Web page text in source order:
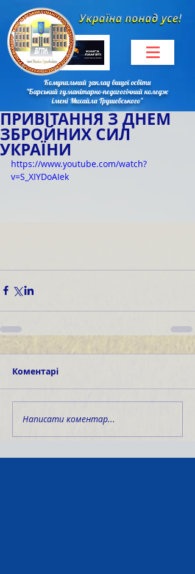
Комунальний заклад вищої освіти
"Барський гуманітарно-педагогічний коледж
імені Михайла Грушевського"
ПРИВІТАННЯ З ДНЕМ
ЗБРОЙНИХ СИЛ
УКРАЇНИ
https://www.youtube.com/watch?
v=S_XIYDoAIek
Коментарі
Написати коментар...